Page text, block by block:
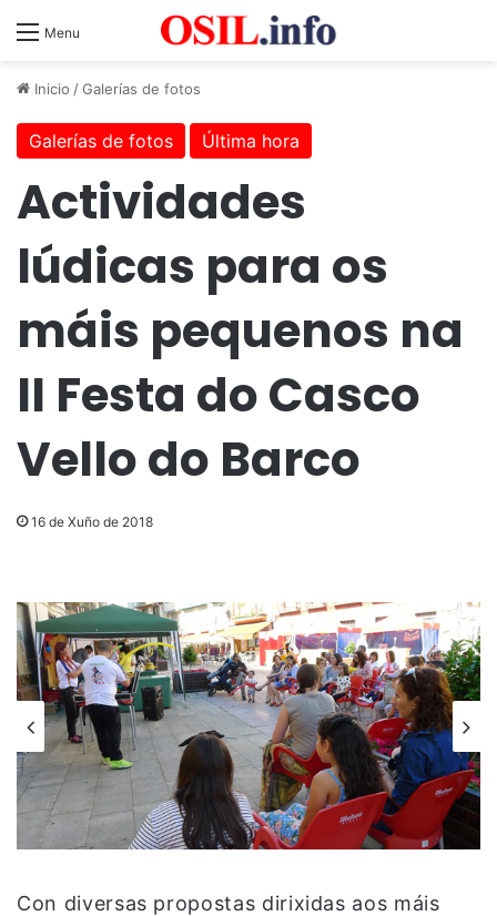
Menu
Inicio /Galerías de fotos
Galerías de fotos Última hora
Actividades
lúdicas para os
máis pequenos na
II Festa do Casco
Vello do Barco
16 de Xuño de 2018
Con diversas propostas dirixidas aos máis